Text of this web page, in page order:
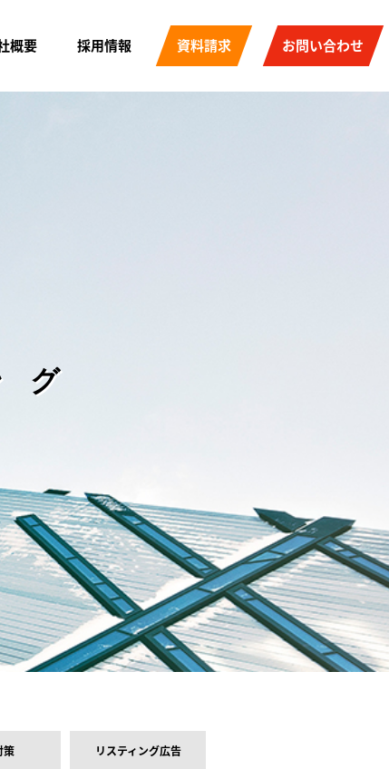
概要 採用情報 資料請求 お問い合わせ
グ
策 リスティング広告